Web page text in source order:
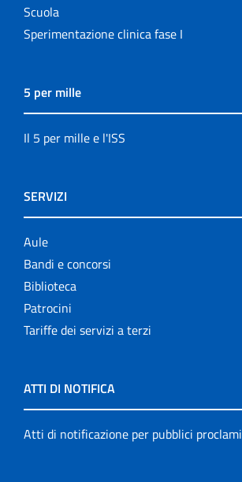
Scuola
Sperimentazione clinica fase I
5 per mille
Il 5 per mille e l'ISS
SERVIZI
Aule
Bandi e concorsi
Biblioteca
Patrocini
Tariffe dei servizi a terzi
ATTI DI NOTIFICA
Atti di notificazione per pubblici proclami